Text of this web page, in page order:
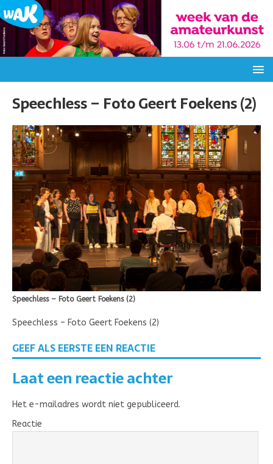
Speechless – Foto Geert Foekens (2)
Speechless – Foto Geert Foekens (2)
Speechless – Foto Geert Foekens (2)
GEEF ALS EERSTE EEN REACTIE
Laat een reactie achter
Het e-mailadres wordt niet gepubliceerd.
Reactie